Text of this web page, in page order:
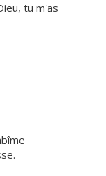
tu m'as